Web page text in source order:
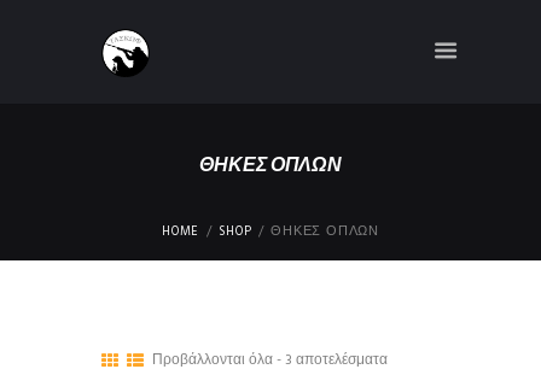
ΘΗΚΕΣ ΟΠΛΩΝ
HOME SHOP ΘΗΚΕΣ ΟΠΛΩΝ
Προβάλλονται όλα - 3 αποτελέσματα